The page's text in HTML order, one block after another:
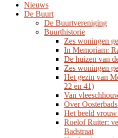
Nieuws
De Buurt
De Buurtvereniging
Buurthistorie
Zes woningen
In Memoriam:
De huizen van
Zes woningen
Het gezin van
22 en 41)
Van
Over
Het beeld
Roelof Ruiter:
Badstraat